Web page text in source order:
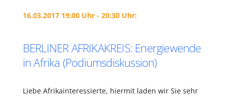
16.03.2017 19:00 Uhr - 20:30 Uhr:
BERLINER AFRIKAKREIS: Energiewende
in Afrika (Podiumsdiskussion)
Liebe Afrikainteressierte, hiermit laden wir Sie sehr